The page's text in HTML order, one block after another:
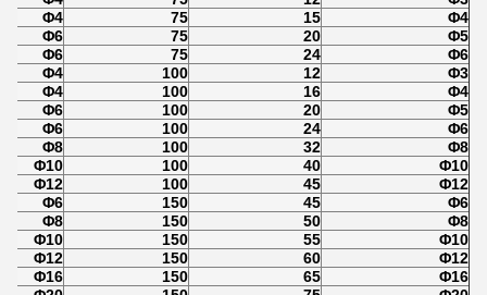
Φ4
15
75
Φ4
Φ5
20
75
Φ6
Φ6
24
75
Φ6
Φ3
12
100
Φ4
Φ4
16
100
Φ4
Φ5
20
100
Φ6
Φ6
24
100
Φ6
Φ8
32
100
Φ8
Φ10
40
100
Φ10
Φ12
45
100
Φ12
Φ6
45
150
Φ6
Φ8
50
150
Φ8
Φ10
55
150
Φ10
Φ12
60
150
Φ12
Φ16
65
150
Φ16